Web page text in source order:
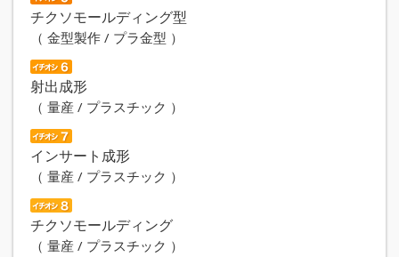
チクソモールディング型
（ 金型製作 / プラ金型 ）
射出成形
（ 量産 / プラスチック ）
インサート成形
（ 量産 / プラスチック ）
チクソモールディング
（ 量産 / プラスチック ）